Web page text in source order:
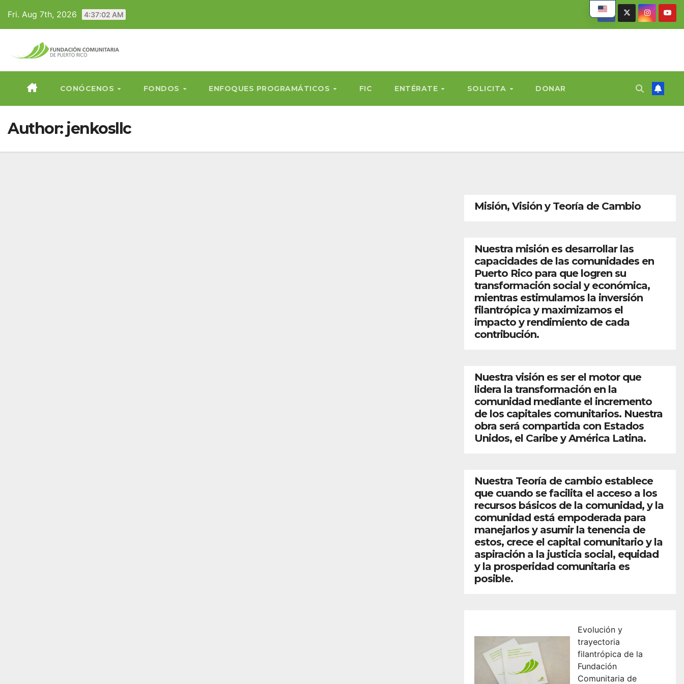
content
Fri. Aug 7th, 2026 4:37:02 AM
CONÓCENOS FONDOS ENFOQUES PROGRAMÁTICOS FIC ENTÉRATE SOLICITA DONAR
Author: jenkosllc
Misión, Visión y Teoría de Cambio
Nuestra misión es desarrollar las
capacidades de las comunidades en
Puerto Rico para que logren su
transformación social y económica,
mientras estimulamos la inversión
filantrópica y maximizamos el
impacto y rendimiento de cada
contribución.
Nuestra visión es ser el motor que
lidera la transformación en la
comunidad mediante el incremento
de los capitales comunitarios. Nuestra
obra será compartida con Estados
Unidos, el Caribe y América Latina.
Nuestra Teoría de cambio establece
que cuando se facilita el acceso a los
recursos básicos de la comunidad, y la
comunidad está empoderada para
manejarlos y asumir la tenencia de
estos, crece el capital comunitario y la
aspiración a la justicia social, equidad
y la prosperidad comunitaria es
posible.
Evolución y
trayectoria
filantrópica de la
Fundación
Comunitaria de